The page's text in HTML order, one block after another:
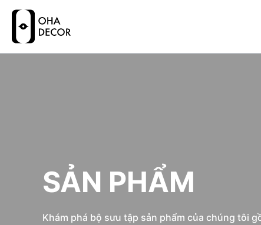
SẢN PHẨM
Khám phá bộ sưu tập sản phẩm của chúng tôi